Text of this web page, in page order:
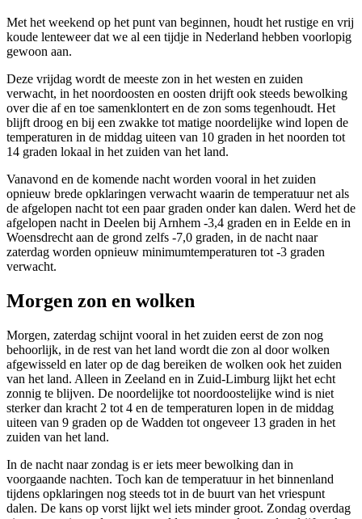
Met het weekend op het punt van beginnen, houdt het rustige en vrij
koude lenteweer dat we al een tijdje in Nederland hebben voorlopig
gewoon aan.
Deze vrijdag wordt de meeste zon in het westen en zuiden
verwacht, in het noordoosten en oosten drijft ook steeds bewolking
over die af en toe samenklontert en de zon soms tegenhoudt. Het
blijft droog en bij een zwakke tot matige noordelijke wind lopen de
temperaturen in de middag uiteen van 10 graden in het noorden tot
14 graden lokaal in het zuiden van het land.
Vanavond en de komende nacht worden vooral in het zuiden
opnieuw brede opklaringen verwacht waarin de temperatuur net als
de afgelopen nacht tot een paar graden onder kan dalen. Werd het de
afgelopen nacht in Deelen bij Arnhem -3,4 graden en in Eelde en in
Woensdrecht aan de grond zelfs -7,0 graden, in de nacht naar
zaterdag worden opnieuw minimumtemperaturen tot -3 graden
verwacht.
Morgen zon en wolken
Morgen, zaterdag schijnt vooral in het zuiden eerst de zon nog
behoorlijk, in de rest van het land wordt die zon al door wolken
afgewisseld en later op de dag bereiken de wolken ook het zuiden
van het land. Alleen in Zeeland en in Zuid-Limburg lijkt het echt
zonnig te blijven. De noordelijke tot noordoostelijke wind is niet
sterker dan kracht 2 tot 4 en de temperaturen lopen in de middag
uiteen van 9 graden op de Wadden tot ongeveer 13 graden in het
zuiden van het land.
In de nacht naar zondag is er iets meer bewolking dan in
voorgaande nachten. Toch kan de temperatuur in het binnenland
tijdens opklaringen nog steeds tot in de buurt van het vriespunt
dalen. De kans op vorst lijkt wel iets minder groot. Zondag overdag